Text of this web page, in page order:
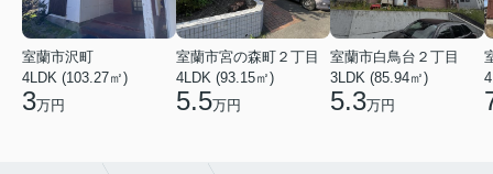
室蘭市沢町
4LDK (103.27㎡)
3万円
室蘭市宮の森町２丁目
4LDK (93.15㎡)
5.5万円
室蘭市白鳥台２丁目
3LDK (85.94㎡)
5.3万円